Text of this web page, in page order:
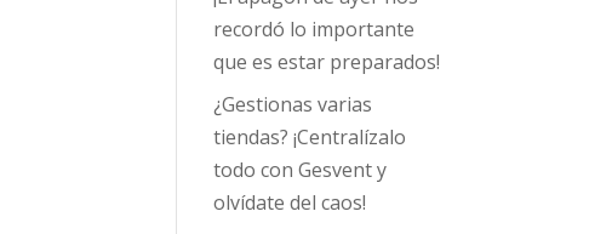
recordó lo importante
que es estar preparados!
¿Gestionas varias
tiendas? ¡Centralízalo
todo con Gesvent y
olvídate del caos!